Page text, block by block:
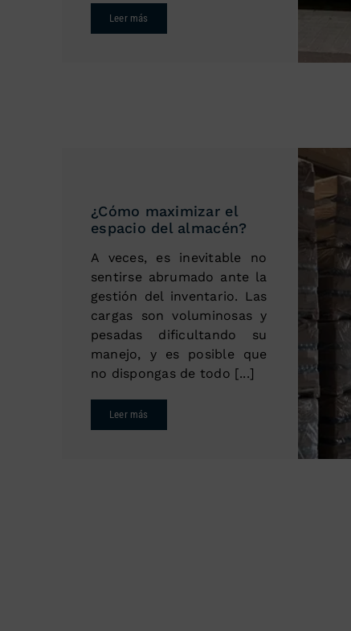
Leer más
¿Cómo maximizar el
espacio del almacén?
A veces, es inevitable no
sentirse abrumado ante la
gestión del inventario. Las
cargas son voluminosas y
pesadas dificultando su
manejo, y es posible que
no dispongas de todo [...]
Leer más